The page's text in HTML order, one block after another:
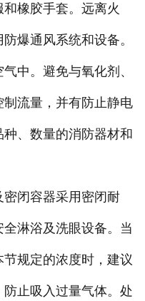
橡胶手套。远离火
爆通风系统和设备。
中。避免与氧化剂、
流量，并有防止静电
、数量的消防器材和
闭容器采用密闭耐
淋浴及洗眼设备。当
规定的浓度时，建议
止吸入过量气体。处